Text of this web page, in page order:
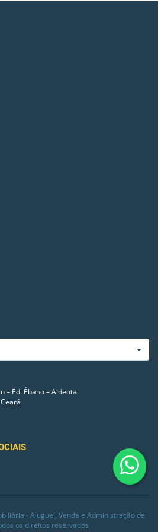
– Ed. Ébano – Aldeota
- Aluguel, Venda e Administração de
os direitos reservados